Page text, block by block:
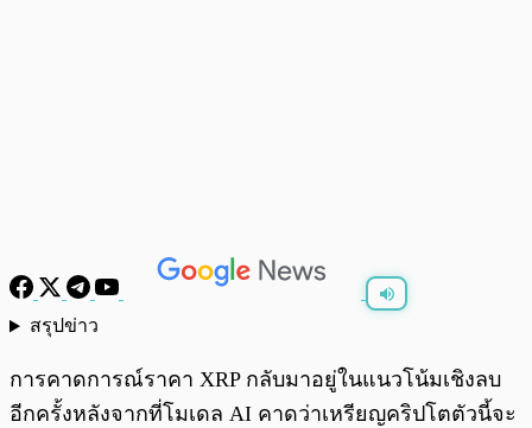
สรุปข่าว
การคาดการณ์ราคา XRP กลับมาอยู่ในแนวโน้มเชิงลบ
อีกครั้งหลังจากที่โมเดล AI คาดว่าเหรียญคริปโตตัวนี้จะ